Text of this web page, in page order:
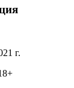
г.
+